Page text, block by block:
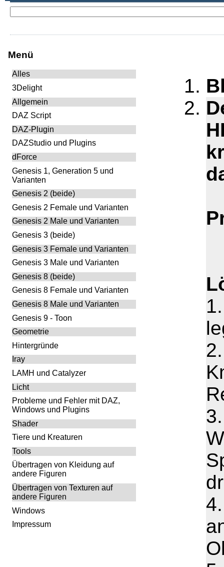
Menü
Alles
3Delight
Allgemein
DAZ Script
DAZ-Plugin
DAZStudio und Plugins
dForce
Genesis 1, Generation 5 und
Varianten
Genesis 2 (beide)
Genesis 2 Female und Varianten
Genesis 2 Male und Varianten
Genesis 3 (beide)
Genesis 3 Female und Varianten
Genesis 3 Male und Varianten
Genesis 8 (beide)
Genesis 8 Female und Varianten
Genesis 8 Male und Varianten
Genesis 9 - Toon
Geometrie
Hintergründe
Iray
LAMH und Catalyzer
Licht
Probleme und Fehler mit DAZ,
Windows und Plugins
Shader
Tiere und Kreaturen
Tools
Übertragen von Kleidung auf
andere Figuren
Übertragen von Texturen auf
andere Figuren
Windows
Impressum